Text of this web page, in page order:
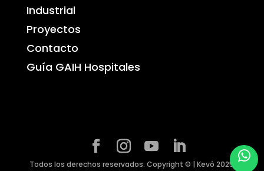
Industrial
Proyectos
Contacto
Guía GAIH Hospitales
Todos los derechos reservados. Copyright © | Kevó 2025